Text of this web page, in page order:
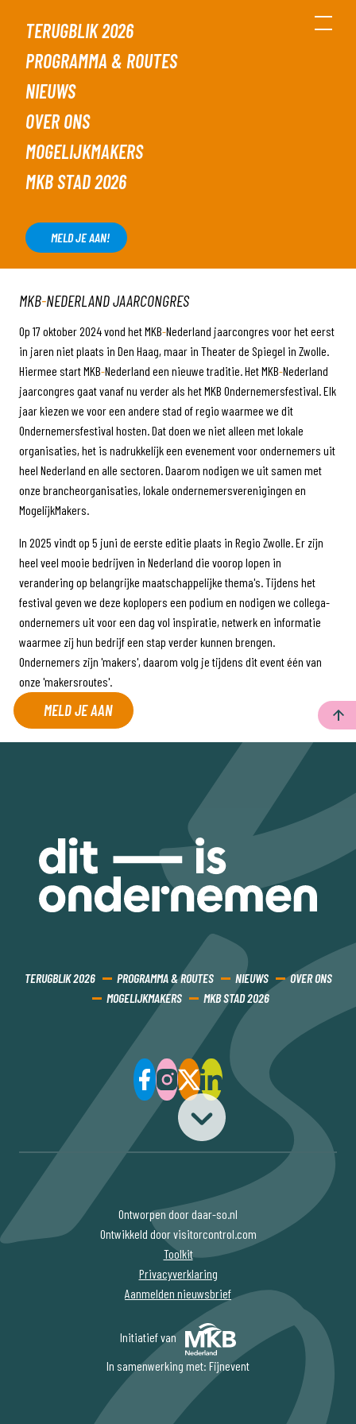
TERUGBLIK 2026
PROGRAMMA & ROUTES
NIEUWS
OVER ONS
MOGELIJKMAKERS
MKB STAD 2026
MELD JE AAN!
DONDERDAG 17 OKTOBER,
2024
LANCERING MKB
ONDERNEMERSFESTIVAL
MKB-NEDERLAND JAARCONGRES
Op 17 oktober 2024 vond het MKB-Nederland jaarcongres voor het eerst
in jaren niet plaats in Den Haag, maar in Theater de Spiegel in Zwolle.
Hiermee start MKB-Nederland een nieuwe traditie. Het MKB-Nederland
jaarcongres gaat vanaf nu verder als het MKB Ondernemersfestival. Elk
jaar kiezen we voor een andere stad of regio waarmee we dit
Ondernemersfestival hosten. Dat doen we niet alleen met lokale
organisaties, het is nadrukkelijk een evenement voor ondernemers uit
heel Nederland en alle sectoren. Daarom nodigen we uit samen met
onze brancheorganisaties, lokale ondernemersverenigingen en
MogelijkMakers.
In 2025 vindt op 5 juni de eerste editie plaats in Regio Zwolle. Er zijn
heel veel mooie bedrijven in Nederland die voorop lopen in
verandering op belangrijke maatschappelijke thema's. Tijdens het
festival geven we deze koplopers een podium en nodigen we collega-
ondernemers uit voor een dag vol inspiratie, netwerk en informatie
waarmee zij hun bedrijf een stap verder kunnen brengen.
Ondernemers zijn 'makers', daarom volg je tijdens dit event één van
onze 'makersroutes'.
MELD JE AAN
TERUGBLIK 2026 PROGRAMMA & ROUTES NIEUWS
OVER ONS
MOGELIJKMAKERS
MKB STAD 2026
Ontworpen door daar-so.nl
Ontwikkeld door visitorcontrol.com
Toolkit
Privacyverklaring
Aanmelden nieuwsbrief
Initiatief van
In samenwerking met: Fijnevent